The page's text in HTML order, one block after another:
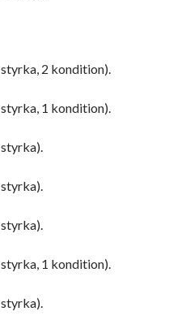
2 kondition).
1 kondition).
1 kondition).